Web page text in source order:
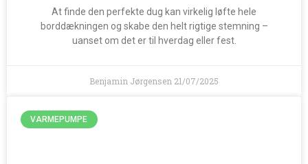
At finde den perfekte dug kan virkelig løfte hele
borddækningen og skabe den helt rigtige stemning –
uanset om det er til hverdag eller fest.
Benjamin Jørgensen 21/07/2025
VARMEPUMPE